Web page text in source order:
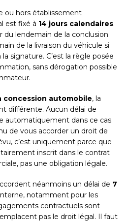
ou hors établissement
est fixé à 14 jours calendaires.
du lendemain de la conclusion
de la livraison du véhicule si
signature. C’est la règle posée
sans dérogation possible
concession automobile, la
différente. Aucun délai de
automatiquement dans ce cas.
de vous accorder un droit de
c’est uniquement parce que
inscrit dans le contrat
pas une obligation légale.
néanmoins un délai de 7
notamment pour les
contractuels sont
pas le droit légal. Il faut